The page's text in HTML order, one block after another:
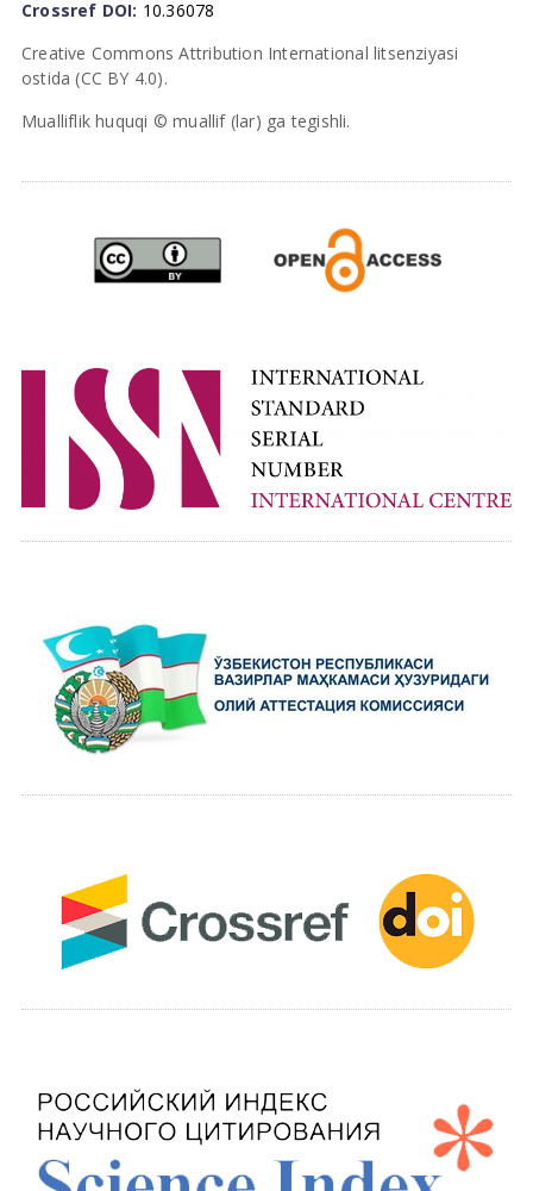
Crossref DOI: 10.36078
Creative Commons Attribution International litsenziyasi
ostida (CC BY 4.0).
Mualliflik huquqi © muallif (lar) ga tegishli.